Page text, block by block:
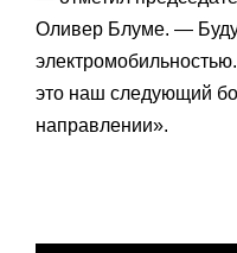
Оливер Блуме. —
это наш следующий
направлении».